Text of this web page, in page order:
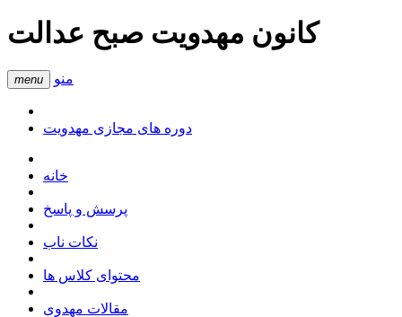
کانون مهدویت صبح عدالت
menu منو
دوره های مجازی مهدویت
خانه
پرسش و پاسخ
نکات ناب
محتوای کلاس ها
مقالات مهدوی